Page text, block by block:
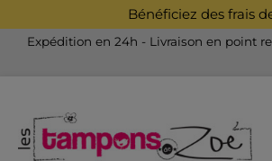
Bénéficiez des frais
Expédition en 24h - Livraison en point